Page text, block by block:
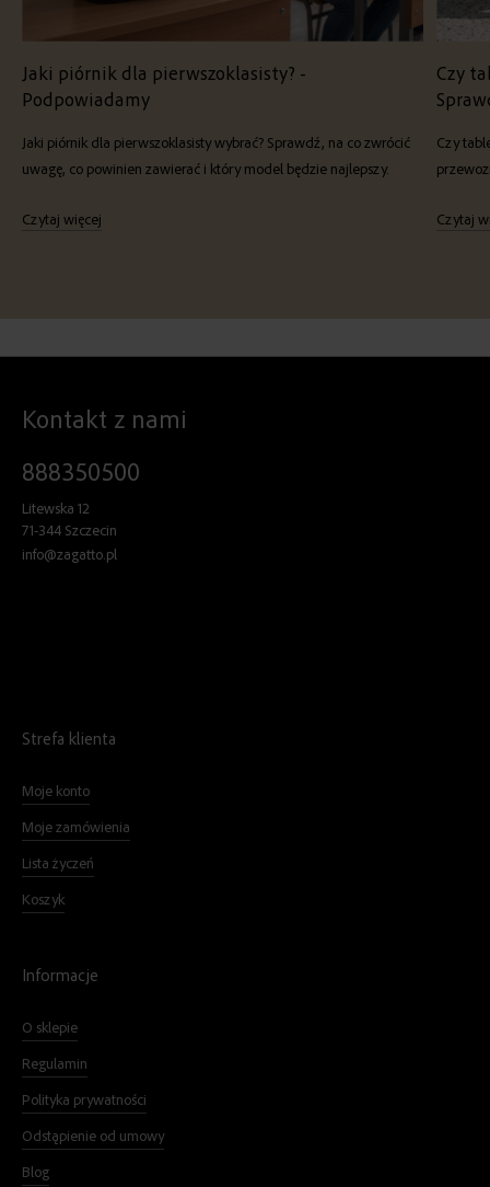
Jaki piórnik dla pierwszoklasisty? -
Podpowiadamy
Jaki piórnik dla pierwszoklasisty wybrać? Sprawdź, na co zwrócić
uwagę, co powinien zawierać i który model będzie najlepszy.
Czytaj więcej
Czy
Czy
Czytaj
Kontakt z nami
888350500
Litewska 12
71-344 Szczecin
info@zagatto.pl
Strefa klienta
Moje konto
Moje zamówienia
Lista życzeń
Koszyk
Informacje
O sklepie
Regulamin
Polityka prywatności
Odstąpienie od umowy
Blog